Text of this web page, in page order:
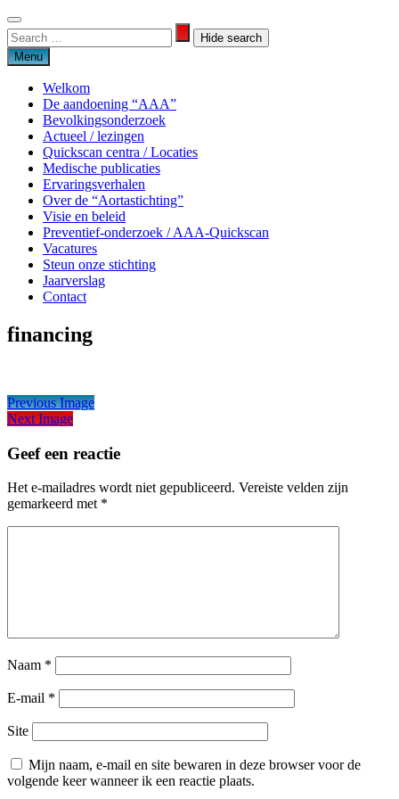
Skip
to
content
Search
for:
Search
Menu
Welkom
De aandoening “AAA”
Bevolkingsonderzoek
Actueel / lezingen
Quickscan centra / Locaties
Medische publicaties
Ervaringsverhalen
Over de “Aortastichting”
Visie en beleid
Preventief-onderzoek / AAA-Quickscan
Vacatures
Steun onze stichting
Jaarverslag
Contact
Aortastichting
financing
Previous Image
Next Image
Geef een reactie
Het e-mailadres wordt niet gepubliceerd. Vereiste velden zijn
gemarkeerd met *
Naam *
E-mail *
Site
Mijn naam, e-mail en site bewaren in deze browser voor de
volgende keer wanneer ik een reactie plaats.